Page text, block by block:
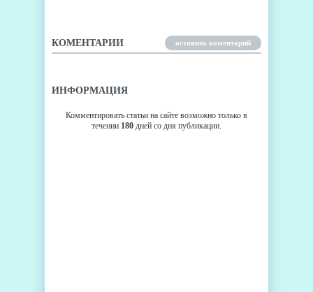
КОМЕНТАРИИ оставить коментарий
ИНФОРМАЦИЯ
Комментировать статьи на сайте возможно только в
течении 180 дней со дня публикации.